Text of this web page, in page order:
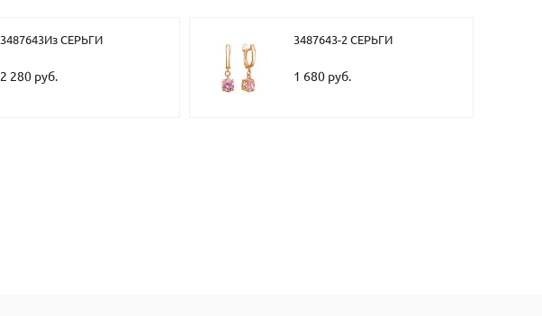
3487643Из СЕРЬГИ
2 280 руб.
3487643-2 СЕРЬГИ
1 680 руб.